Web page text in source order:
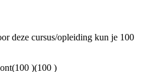
deze cursus/opleiding kun je 100
(100 )(100 )